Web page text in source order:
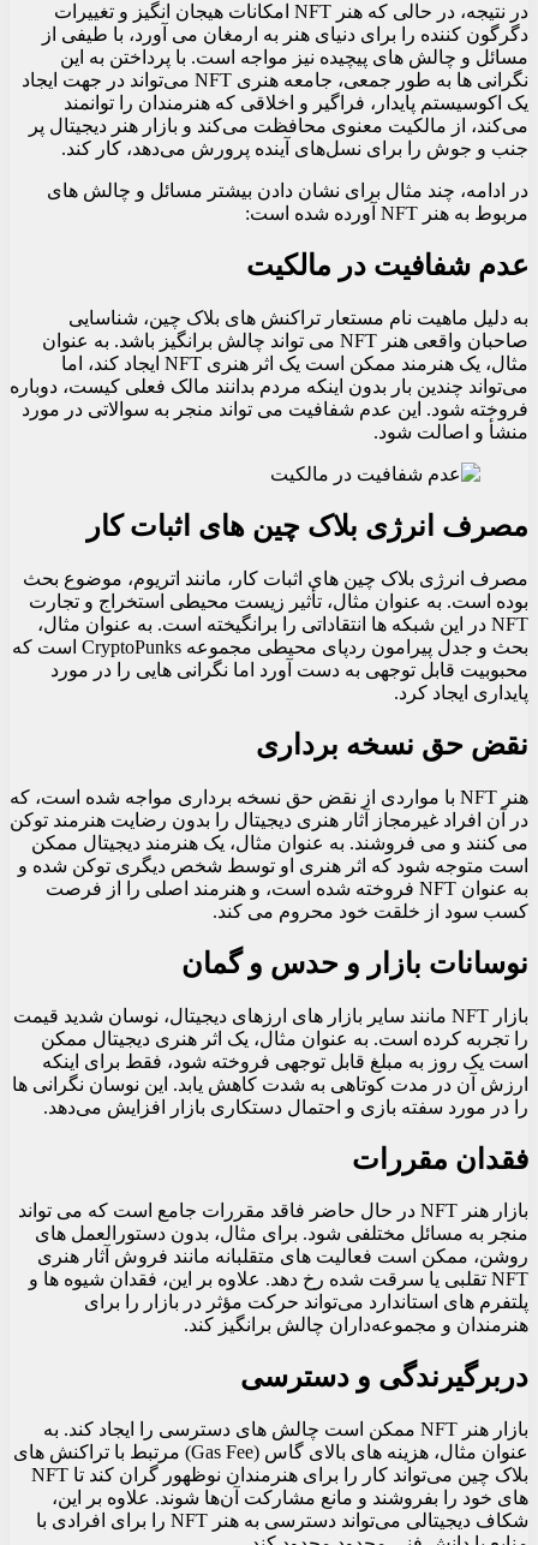
در نتیجه، در حالی که هنر NFT امکانات هیجان انگیز و تغییرات
دگرگون کننده را برای دنیای هنر به ارمغان می آورد، با طیفی از
مسائل و چالش های پیچیده نیز مواجه است. با پرداختن به این
نگرانی‌ ها به طور جمعی، جامعه هنری NFT می‌تواند در جهت ایجاد
یک اکوسیستم پایدار، فراگیر و اخلاقی که هنرمندان را توانمند
می‌کند، از مالکیت معنوی محافظت می‌کند و بازار هنر دیجیتال پر
جنب و جوش را برای نسل‌های آینده پرورش می‌دهد، کار کند.
در ادامه، چند مثال برای نشان دادن بیشتر مسائل و چالش های
مربوط به هنر NFT آورده شده است:
عدم شفافیت در مالکیت
به دلیل ماهیت نام مستعار تراکنش های بلاک چین، شناسایی
صاحبان واقعی هنر NFT می تواند چالش برانگیز باشد. به عنوان
مثال، یک هنرمند ممکن است یک اثر هنری NFT ایجاد کند، اما
می‌تواند چندین بار بدون اینکه مردم بدانند مالک فعلی کیست، دوباره
فروخته شود. این عدم شفافیت می تواند منجر به سوالاتی در مورد
منشأ و اصالت شود.
مصرف انرژی بلاک چین های اثبات کار
مصرف انرژی بلاک چین های اثبات کار، مانند اتریوم، موضوع بحث
بوده است. به عنوان مثال، تأثیر زیست محیطی استخراج و تجارت
NFT در این شبکه ها انتقاداتی را برانگیخته است. به عنوان مثال،
بحث و جدل پیرامون ردپای محیطی مجموعه CryptoPunks است که
محبوبیت قابل توجهی به دست آورد اما نگرانی هایی را در مورد
پایداری ایجاد کرد.
نقض حق نسخه برداری
هنر NFT با مواردی از نقض حق نسخه برداری مواجه شده است، که
در آن افراد غیرمجاز آثار هنری دیجیتال را بدون رضایت هنرمند توکن
می کنند و می فروشند. به عنوان مثال، یک هنرمند دیجیتال ممکن
است متوجه شود که اثر هنری او توسط شخص دیگری توکن شده و
به عنوان NFT فروخته شده است، و هنرمند اصلی را از فرصت
کسب سود از خلقت خود محروم می کند.
نوسانات بازار و حدس و گمان
بازار NFT مانند سایر بازار های ارزهای دیجیتال، نوسان شدید قیمت
را تجربه کرده است. به عنوان مثال، یک اثر هنری دیجیتال ممکن
است یک روز به مبلغ قابل توجهی فروخته شود، فقط برای اینکه
ارزش آن در مدت کوتاهی به شدت کاهش یابد. این نوسان نگرانی‌ ها
را در مورد سفته‌ بازی و احتمال دستکاری بازار افزایش می‌دهد.
فقدان مقررات
بازار هنر NFT در حال حاضر فاقد مقررات جامع است که می تواند
منجر به مسائل مختلفی شود. برای مثال، بدون دستورالعمل‌ های
روشن، ممکن است فعالیت‌ های متقلبانه مانند فروش آثار هنری
NFT تقلبی یا سرقت شده رخ دهد. علاوه بر این، فقدان شیوه‌ ها و
پلتفرم‌ های استاندارد می‌تواند حرکت مؤثر در بازار را برای
هنرمندان و مجموعه‌داران چالش برانگیز کند.
دربرگیرندگی و دسترسی
بازار هنر NFT ممکن است چالش‌ های دسترسی را ایجاد کند. به
عنوان مثال، هزینه‌ های بالای گاس (Gas Fee) مرتبط با تراکنش‌ های
های خود را بفروشند و مانع مشارکت آن‌ها شوند. علاوه بر این،
شکاف دیجیتالی می‌تواند دسترسی به هنر NFT را برای افرادی با